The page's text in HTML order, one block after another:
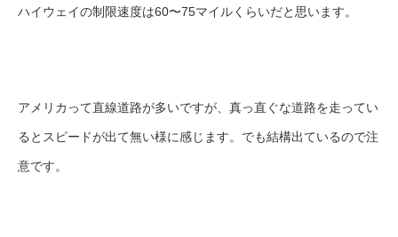
ハイウェイの制限速度は60〜75マイルくらいだと思います。
アメリカって直線道路が多いですが、真っ直ぐな道路を走ってい
るとスピードが出て無い様に感じます。でも結構出ているので注
意です。